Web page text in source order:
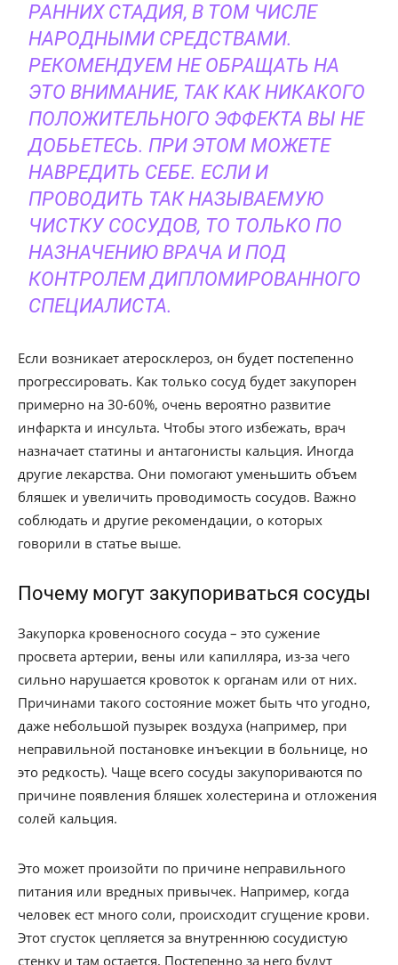
РАННИХ СТАДИЯ, В ТОМ ЧИСЛЕ
НАРОДНЫМИ СРЕДСТВАМИ.
РЕКОМЕНДУЕМ НЕ ОБРАЩАТЬ НА
ЭТО ВНИМАНИЕ, ТАК КАК НИКАКОГО
ПОЛОЖИТЕЛЬНОГО ЭФФЕКТА ВЫ НЕ
ДОБЬЕТЕСЬ. ПРИ ЭТОМ МОЖЕТЕ
НАВРЕДИТЬ СЕБЕ. ЕСЛИ И
ПРОВОДИТЬ ТАК НАЗЫВАЕМУЮ
ЧИСТКУ СОСУДОВ, ТО ТОЛЬКО ПО
НАЗНАЧЕНИЮ ВРАЧА И ПОД
КОНТРОЛЕМ ДИПЛОМИРОВАННОГО
СПЕЦИАЛИСТА.
Если возникает атеросклероз, он будет постепенно
прогрессировать. Как только сосуд будет закупорен
примерно на 30-60%, очень вероятно развитие
инфаркта и инсульта. Чтобы этого избежать, врач
назначает статины и антагонисты кальция. Иногда
другие лекарства. Они помогают уменьшить объем
бляшек и увеличить проводимость сосудов. Важно
соблюдать и другие рекомендации, о которых
говорили в статье выше.
Почему могут закупориваться сосуды
Закупорка кровеносного сосуда – это сужение
просвета артерии, вены или капилляра, из-за чего
сильно нарушается кровоток к органам или от них.
Причинами такого состояние может быть что угодно,
даже небольшой пузырек воздуха (например, при
неправильной постановке инъекции в больнице, но
это редкость). Чаще всего сосуды закупориваются по
причине появления бляшек холестерина и отложения
солей кальция.
Это может произойти по причине неправильного
питания или вредных привычек. Например, когда
человек ест много соли, происходит сгущение крови.
Этот сгусток цепляется за внутреннюю сосудистую
стенку и там остается. Постепенно за него будут